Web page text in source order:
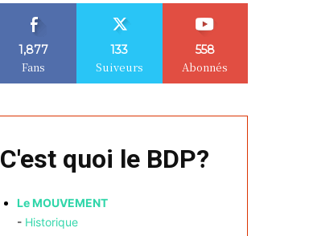
1,877
Fans
133
Suiveurs
558
Abonnés
C'est quoi le BDP?
Le MOUVEMENT
- Historique